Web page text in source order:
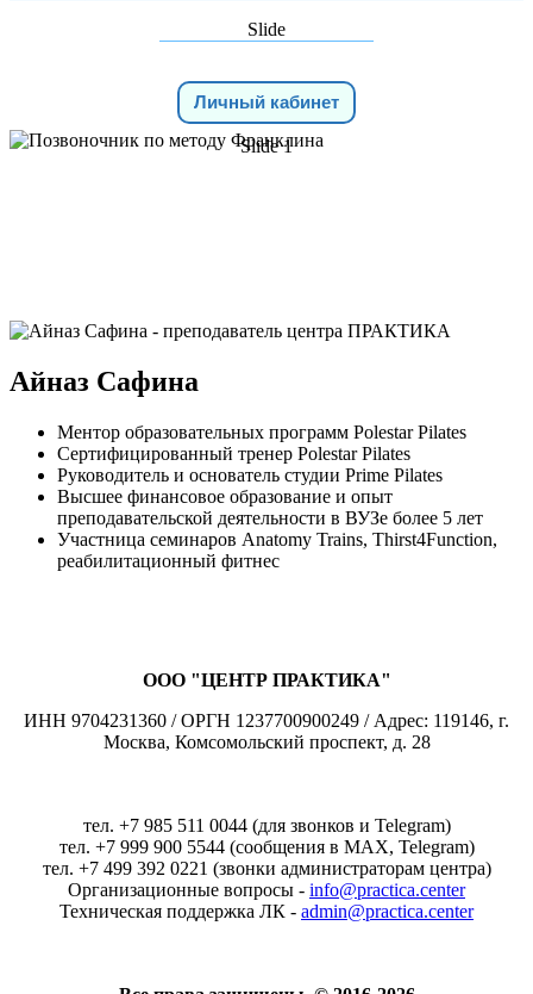
Slide
Личный кабинет
Slide 1
Айназ Сафина
Ментор образовательных программ Polestar Pilates
Сертифицированный тренер Polestar Pilates
Руководитель и основатель студии Prime Pilates
Высшее финансовое образование и опыт
преподавательской деятельности в ВУЗе более 5 лет
Участница семинаров Anatomy Trains, Thirst4Function,
реабилитационный фитнес
ООО "ЦЕНТР ПРАКТИКА"
ИНН 9704231360 / ОРГН 1237700900249 / Адрес: 119146, г.
Москва, Комсомольский проспект, д. 28
тел. +7 985 511 0044 (для звонков и Telegram)
тел. +7 999 900 5544 (сообщения в MAX, Telegram)
тел. +7 499 392 0221 (звонки администраторам центра)
Организационные вопросы - info@practica.center
Техническая поддержка ЛК - admin@practica.center